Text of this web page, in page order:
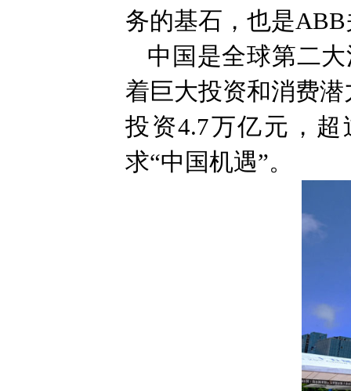
务的基石，也是
中国是全球第二
着巨大投资和消费
投资4.7万亿元，
求“中国机遇”。